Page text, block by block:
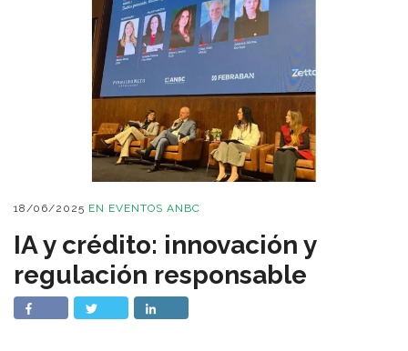
18/06/2025 EN EVENTOS ANBC
IA y crédito: innovación y
regulación responsable